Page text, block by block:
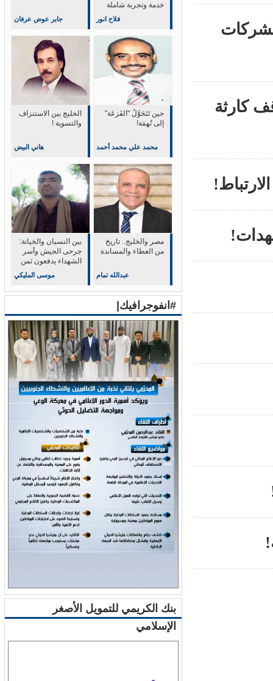
جابر عوض عرفان
خدمة وتجربة شاملة
فلاح انور
‏الخليج بين الاستنزاف
والتسوية !
هاني البيض
حين تَتَحَوَّلُ "الفَزعَة"
إلى تُهمَة!
محمد علي محمد أحمد
بين النسيان والخيانة:
جرحى الجيش وأسر
الشهداء يدفعون ثمن
موسى المليكي
مصر والخليج.. تاريخ
من العطاء والمساندة
عبدالله تمام
#انفوجرافيك|
بنك الكريمي للتمويل الأصغر
الإسلامي
كارثة